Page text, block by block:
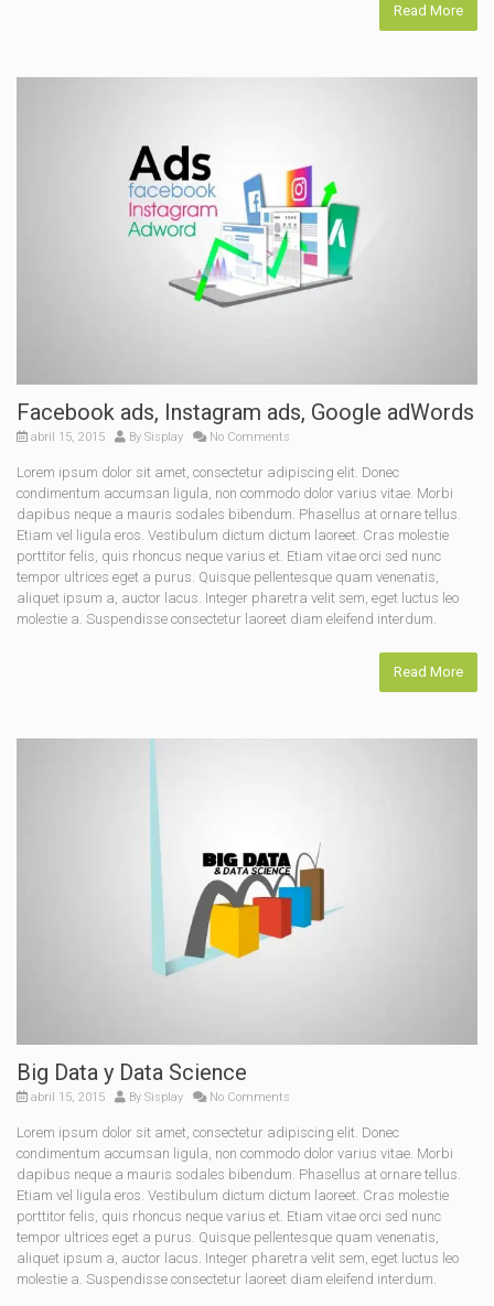
Read More
Facebook ads, Instagram ads, Google adWords
abril 15, 2015 By Sisplay No Comments
Lorem ipsum dolor sit amet, consectetur adipiscing elit. Donec
condimentum accumsan ligula, non commodo dolor varius vitae. Morbi
dapibus neque a mauris sodales bibendum. Phasellus at ornare tellus.
Etiam vel ligula eros. Vestibulum dictum dictum laoreet. Cras molestie
porttitor felis, quis rhoncus neque varius et. Etiam vitae orci sed nunc
tempor ultrices eget a purus. Quisque pellentesque quam venenatis,
aliquet ipsum a, auctor lacus. Integer pharetra velit sem, eget luctus leo
molestie a. Suspendisse consectetur laoreet diam eleifend interdum.
Read More
Big Data y Data Science
abril 15, 2015 By Sisplay No Comments
Lorem ipsum dolor sit amet, consectetur adipiscing elit. Donec
condimentum accumsan ligula, non commodo dolor varius vitae. Morbi
dapibus neque a mauris sodales bibendum. Phasellus at ornare tellus.
Etiam vel ligula eros. Vestibulum dictum dictum laoreet. Cras molestie
porttitor felis, quis rhoncus neque varius et. Etiam vitae orci sed nunc
tempor ultrices eget a purus. Quisque pellentesque quam venenatis,
aliquet ipsum a, auctor lacus. Integer pharetra velit sem, eget luctus leo
molestie a. Suspendisse consectetur laoreet diam eleifend interdum.